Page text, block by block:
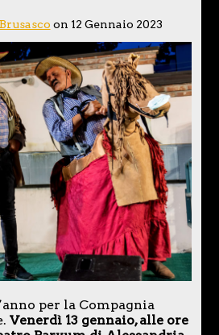
on 12 Gennaio 2023
per la Compagnia
Venerdì 13 gennaio, alle ore